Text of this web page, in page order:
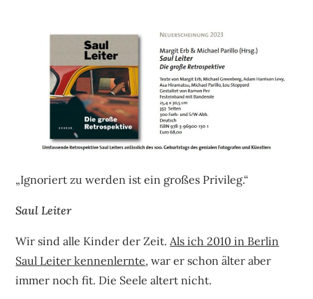
„Ignoriert zu werden ist ein großes Privileg.“
Saul Leiter
Wir sind alle Kinder der Zeit.Als ich 2010 in Berlin
Saul Leiter kennenlernte, war er schon älter aber
immer noch fit. Die Seele altert nicht.